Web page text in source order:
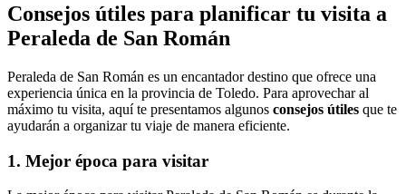
Consejos útiles para planificar tu visita a
Peraleda de San Román
Peraleda de San Román es un encantador destino que ofrece una
experiencia única en la provincia de Toledo. Para aprovechar al
máximo tu visita, aquí te presentamos algunos consejos útiles que te
ayudarán a organizar tu viaje de manera eficiente.
1. Mejor época para visitar